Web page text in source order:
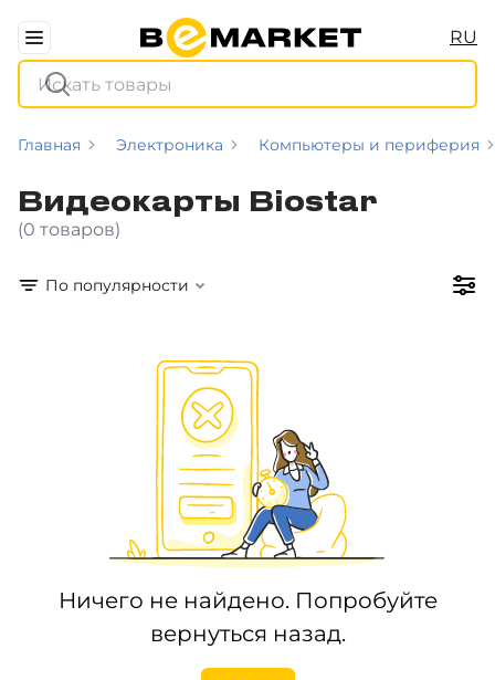
RU
Главная Электроника Компьютеры и периферия
Видеокарты Biostar
(0 товаров)
По популярности
Ничего не найдено. Попробуйте
вернуться назад.